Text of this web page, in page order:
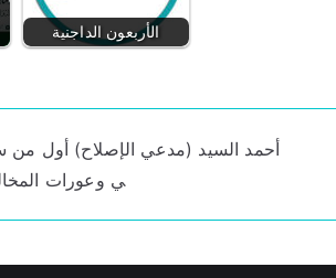
الأربعون الداجنية
أحمد السيد (مدعي الإصلاح) أول من
ي وعورات